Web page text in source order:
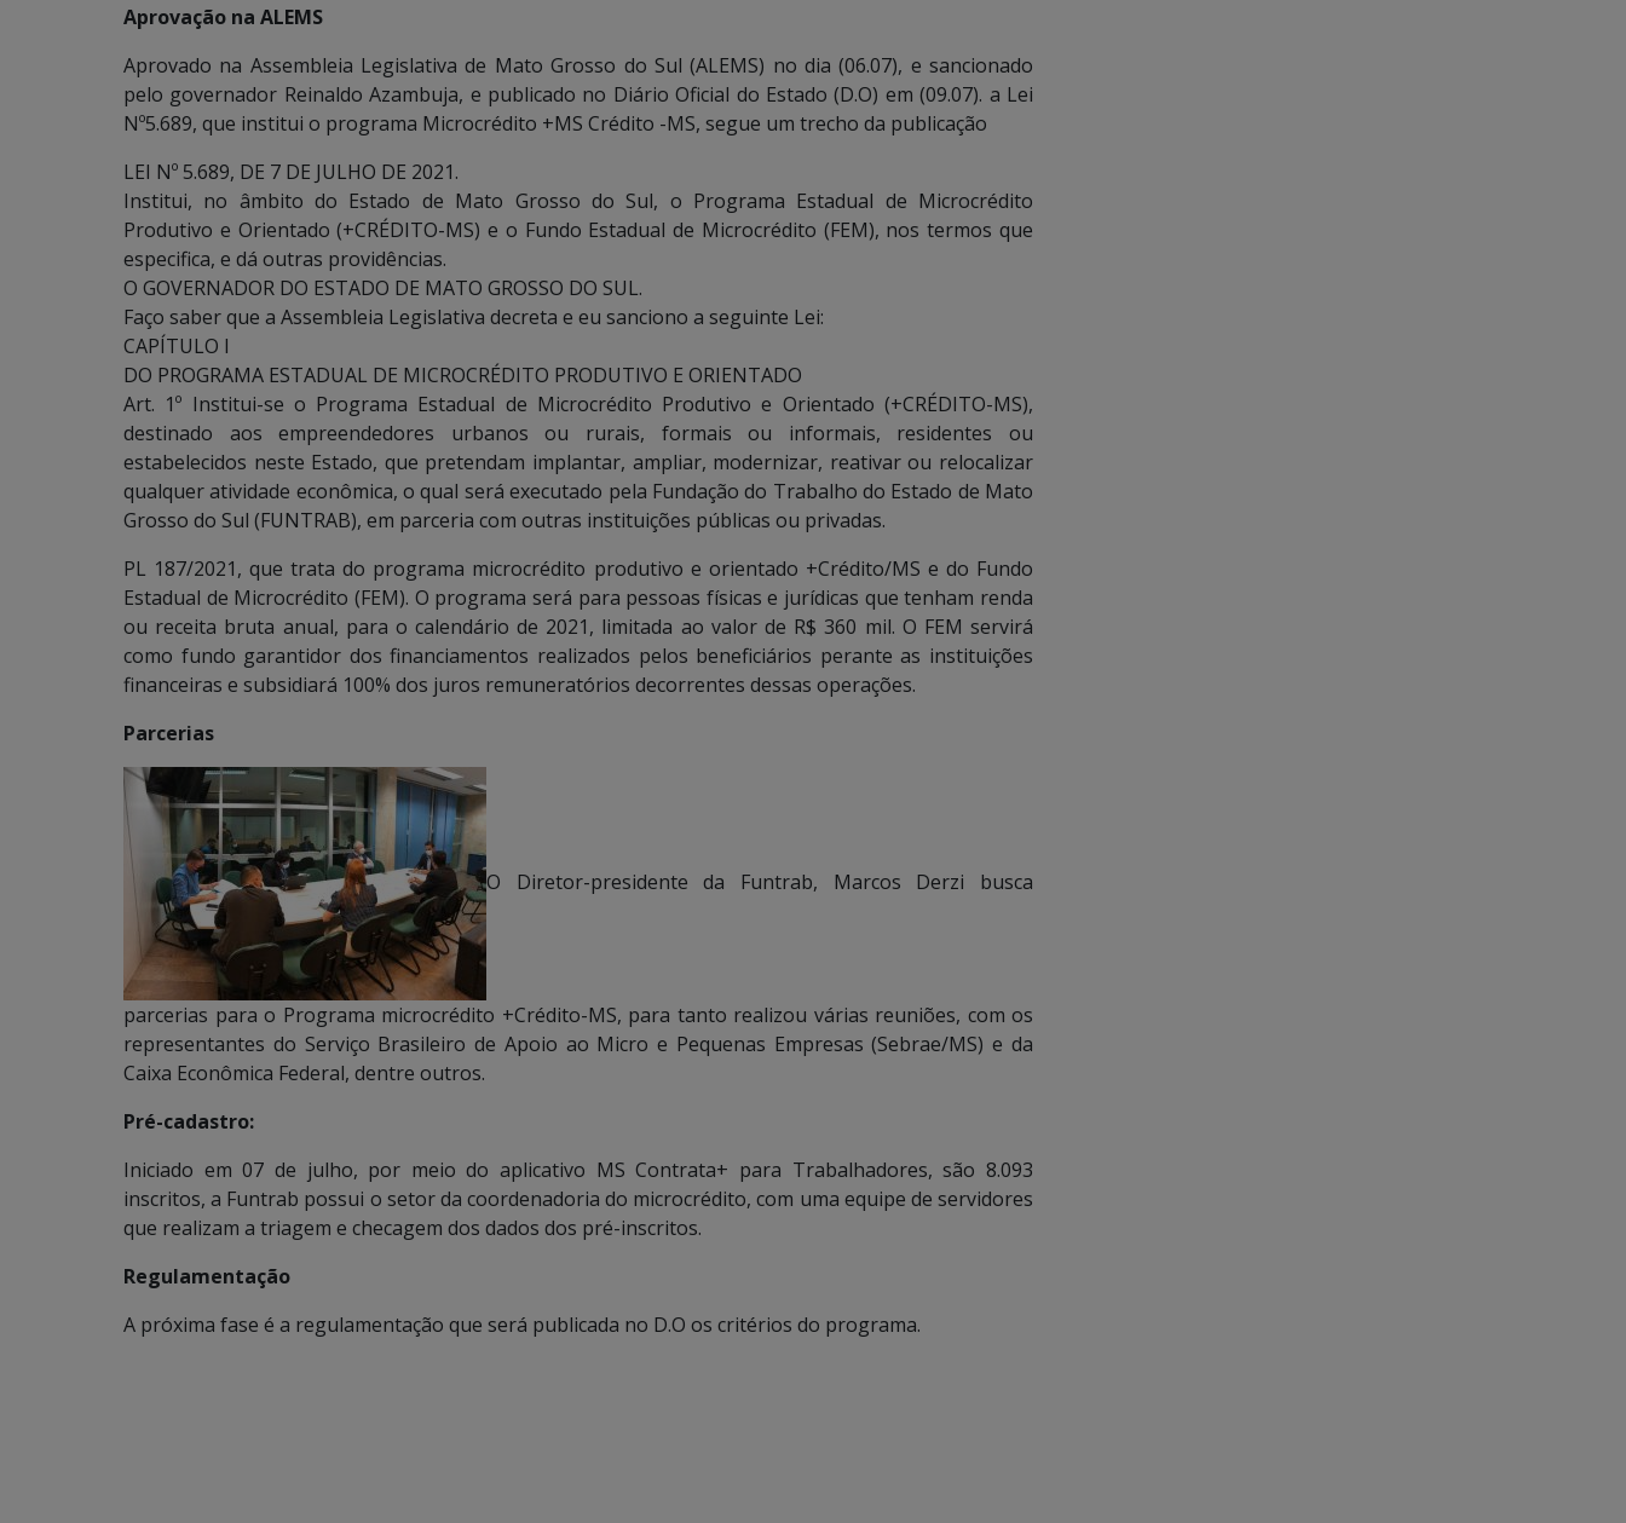
Aprovação na ALEMS
Aprovado na Assembleia Legislativa de Mato Grosso do Sul (ALEMS) no dia (06.07), e sancionado
pelo governador Reinaldo Azambuja, e publicado no Diário Oficial do Estado (D.O) em (09.07). a Lei
Nº5.689, que institui o programa Microcrédito +MS Crédito -MS, segue um trecho da publicação
LEI Nº 5.689, DE 7 DE JULHO DE 2021.
Institui, no âmbito do Estado de Mato Grosso do Sul, o Programa Estadual de Microcrédito
Produtivo e Orientado (+CRÉDITO-MS) e o Fundo Estadual de Microcrédito (FEM), nos termos que
especifica, e dá outras providências.
O GOVERNADOR DO ESTADO DE MATO GROSSO DO SUL.
Faço saber que a Assembleia Legislativa decreta e eu sanciono a seguinte Lei:
CAPÍTULO I
DO PROGRAMA ESTADUAL DE MICROCRÉDITO PRODUTIVO E ORIENTADO
Art. 1º Institui-se o Programa Estadual de Microcrédito Produtivo e Orientado (+CRÉDITO-MS),
destinado aos empreendedores urbanos ou rurais, formais ou informais, residentes ou
estabelecidos neste Estado, que pretendam implantar, ampliar, modernizar, reativar ou relocalizar
qualquer atividade econômica, o qual será executado pela Fundação do Trabalho do Estado de Mato
Grosso do Sul (FUNTRAB), em parceria com outras instituições públicas ou privadas.
PL 187/2021, que trata do programa microcrédito produtivo e orientado +Crédito/MS e do Fundo
Estadual de Microcrédito (FEM). O programa será para pessoas físicas e jurídicas que tenham renda
ou receita bruta anual, para o calendário de 2021, limitada ao valor de R$ 360 mil. O FEM servirá
como fundo garantidor dos financiamentos realizados pelos beneficiários perante as instituições
financeiras e subsidiará 100% dos juros remuneratórios decorrentes dessas operações.
Parcerias
O Diretor-presidente da Funtrab, Marcos Derzi busca
parcerias para o Programa microcrédito +Crédito-MS, para tanto realizou várias reuniões, com os
representantes do Serviço Brasileiro de Apoio ao Micro e Pequenas Empresas (Sebrae/MS) e da
Caixa Econômica Federal, dentre outros.
Pré-cadastro:
Iniciado em 07 de julho, por meio do aplicativo MS Contrata+ para Trabalhadores, são 8.093
inscritos, a Funtrab possui o setor da coordenadoria do microcrédito, com uma equipe de servidores
que realizam a triagem e checagem dos dados dos pré-inscritos.
Regulamentação
A próxima fase é a regulamentação que será publicada no D.O os critérios do programa.